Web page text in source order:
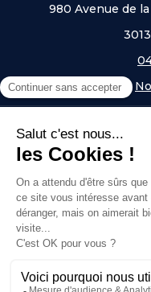
980 Avenue de
- Serem
- Lifetime